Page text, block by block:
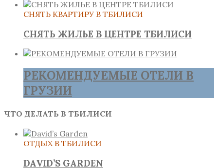
СНЯТЬ КВАРТИРУ В ТБИЛИСИ
СНЯТЬ ЖИЛЬЕ В ЦЕНТРЕ ТБИЛИСИ
РЕКОМЕНДУЕМЫЕ ОТЕЛИ В
ГРУЗИИ
ЧТО ДЕЛАТЬ В ТБИЛИСИ
ОТДЫХ В ТБИЛИСИ
DAVID’S GARDEN